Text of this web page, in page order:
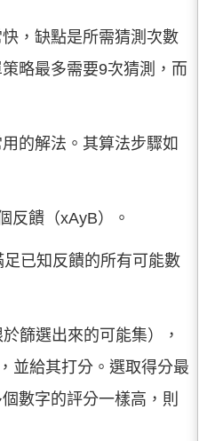
，缺點是所需猜測次數
略最多需要9次猜測，而
的解法。其算法步驟如
反饋（xAyB）。
已知反饋的所有可能數
篩選出來的可能集），
並給其打分。選取得分最
數字的評分一樣高，則